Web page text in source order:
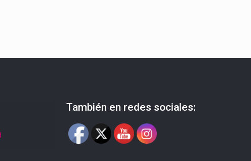
También en redes sociales: